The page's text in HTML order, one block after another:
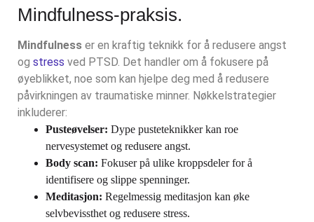
Mindfulness-praksis.
Mindfulness er en kraftig teknikk for å redusere angst
og stress ved PTSD. Det handler om å fokusere på
øyeblikket, noe som kan hjelpe deg med å redusere
påvirkningen av traumatiske minner. Nøkkelstrategier
inkluderer:
Pusteøvelser: Dype pusteteknikker kan roe
nervesystemet og redusere angst.
Body scan: Fokuser på ulike kroppsdeler for å
identifisere og slippe spenninger.
Meditasjon: Regelmessig meditasjon kan øke
selvbevissthet og redusere stress.